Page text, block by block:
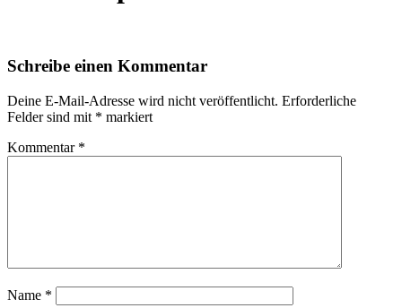
Schreibe einen Kommentar
Deine E-Mail-Adresse wird nicht veröffentlicht. Erforderliche
Felder sind mit * markiert
Kommentar *
Name *